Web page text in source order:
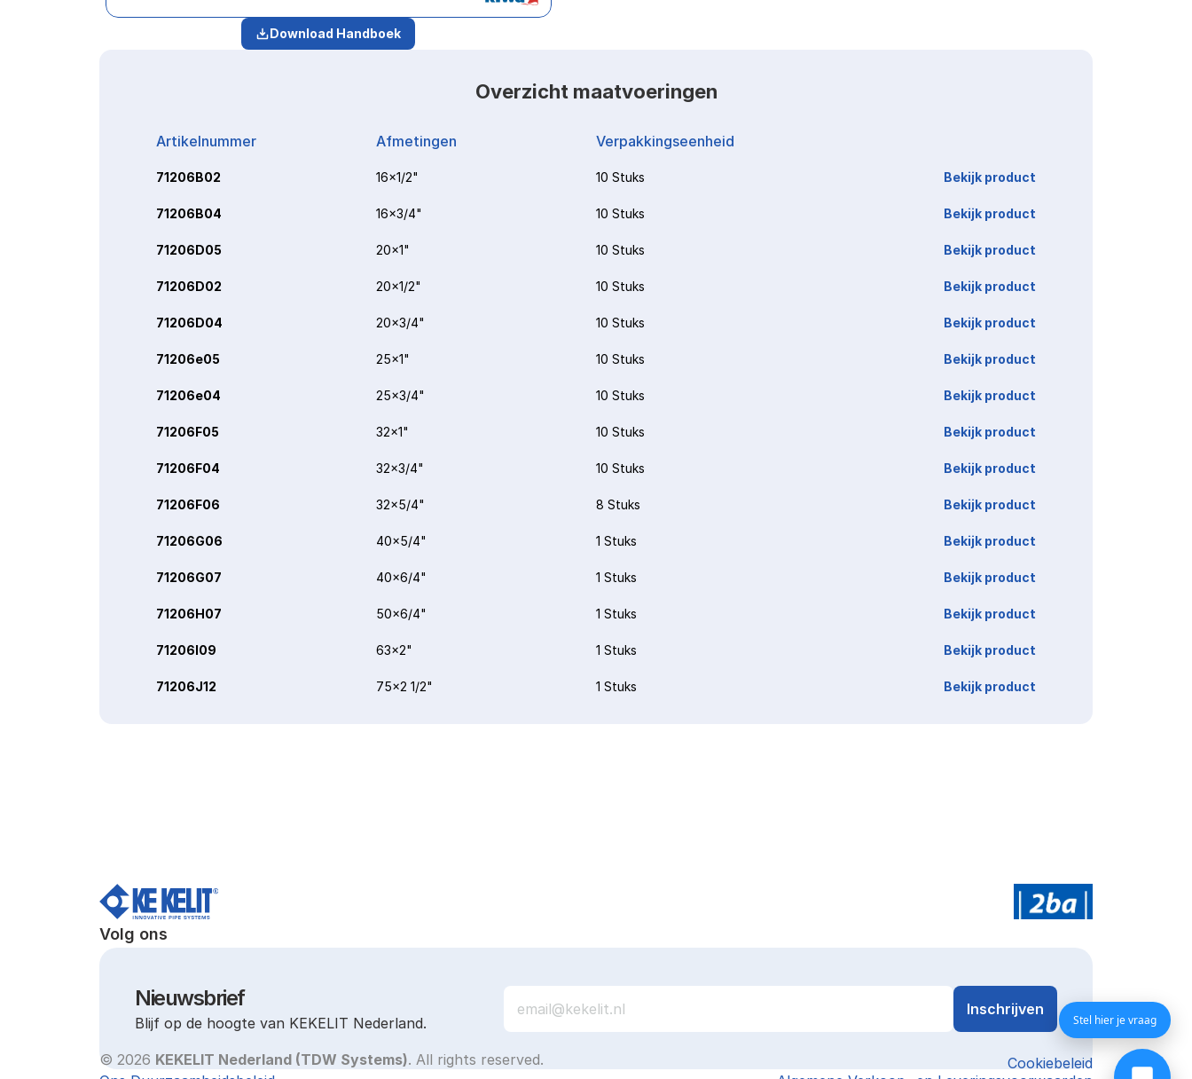
Download Handboek
Overzicht maatvoeringen
Artikelnummer Afmetingen Verpakkingseenheid
71206B02 16x1/2" 10 Stuks Bekijk product
71206B04 16x3/4" 10 Stuks Bekijk product
71206D05 20x1" 10 Stuks Bekijk product
71206D02 20x1/2" 10 Stuks Bekijk product
71206D04 20x3/4" 10 Stuks Bekijk product
71206e05 25x1" 10 Stuks Bekijk product
71206e04 25x3/4" 10 Stuks Bekijk product
71206F05 32x1" 10 Stuks Bekijk product
71206F04 32x3/4" 10 Stuks Bekijk product
71206F06 32x5/4" 8 Stuks Bekijk product
71206G06 40x5/4" 1 Stuks Bekijk product
71206G07 40x6/4" 1 Stuks Bekijk product
71206H07 50x6/4" 1 Stuks Bekijk product
71206I09 63x2" 1 Stuks Bekijk product
71206J12 75x2 1/2" 1 Stuks Bekijk product
Volg ons
Nieuwsbrief
Blijf op de hoogte van KEKELIT Nederland.
© 2026 KEKELIT Nederland (TDW Systems). All rights reserved.
Cookiebeleid
Stel hier je vraag